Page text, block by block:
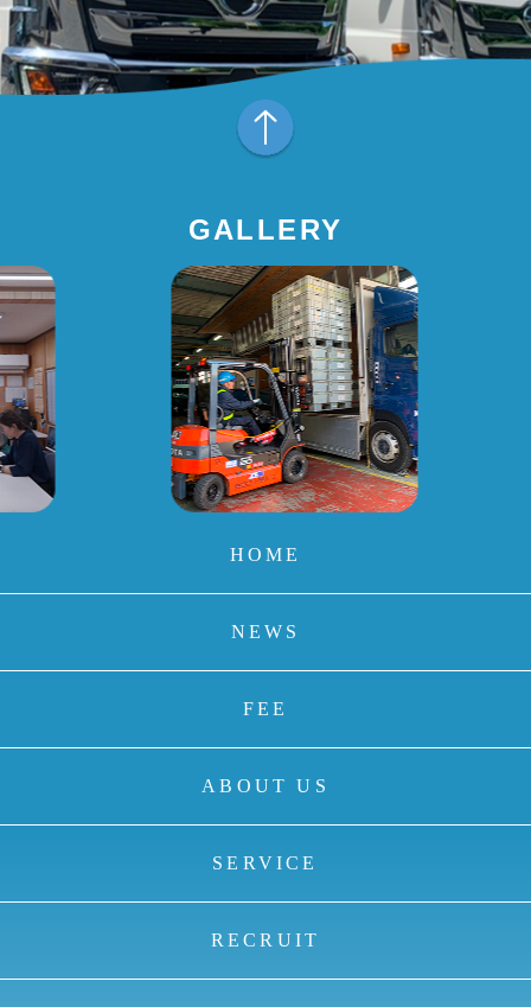
GALLERY
HOME
NEWS
FEE
ABOUT US
SERVICE
RECRUIT